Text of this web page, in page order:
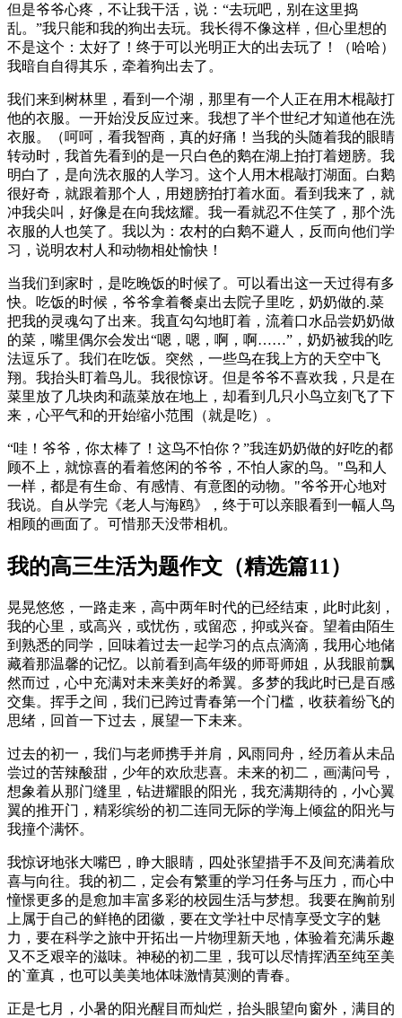
但是爷爷心疼，不让我干活，说：“去玩吧，别在这里捣
乱。”我只能和我的狗出去玩。我长得不像这样，但心里想的
不是这个：太好了！终于可以光明正大的出去玩了！（哈哈）
我暗自自得其乐，牵着狗出去了。
我们来到树林里，看到一个湖，那里有一个人正在用木棍敲打
他的衣服。一开始没反应过来。我想了半个世纪才知道他在洗
衣服。（呵呵，看我智商，真的好痛！当我的头随着我的眼睛
转动时，我首先看到的是一只白色的鹅在湖上拍打着翅膀。我
明白了，是向洗衣服的人学习。这个人用木棍敲打湖面。白鹅
很好奇，就跟着那个人，用翅膀拍打着水面。看到我来了，就
冲我尖叫，好像是在向我炫耀。我一看就忍不住笑了，那个洗
衣服的人也笑了。我以为：农村的白鹅不避人，反而向他们学
习，说明农村人和动物相处愉快！
当我们到家时，是吃晚饭的时候了。可以看出这一天过得有多
快。吃饭的时候，爷爷拿着餐桌出去院子里吃，奶奶做的.菜
把我的灵魂勾了出来。我直勾勾地盯着，流着口水品尝奶奶做
的菜，嘴里偶尔会发出“嗯，嗯，啊，啊……”，奶奶被我的吃
法逗乐了。我们在吃饭。突然，一些鸟在我上方的天空中飞
翔。我抬头盯着鸟儿。我很惊讶。但是爷爷不喜欢我，只是在
菜里放了几块肉和蔬菜放在地上，却看到几只小鸟立刻飞了下
来，心平气和的开始缩小范围（就是吃）。
“哇！爷爷，你太棒了！这鸟不怕你？”我连奶奶做的好吃的都
顾不上，就惊喜的看着悠闲的爷爷，不怕人家的鸟。"鸟和人
一样，都是有生命、有感情、有意图的动物。"爷爷开心地对
我说。自从学完《老人与海鸥》，终于可以亲眼看到一幅人鸟
相顾的画面了。可惜那天没带相机。
我的高三生活为题作文（精选篇11）
晃晃悠悠，一路走来，高中两年时代的已经结束，此时此刻，
我的心里，或高兴，或忧伤，或留恋，抑或兴奋。望着由陌生
到熟悉的同学，回味着过去一起学习的点点滴滴，我用心地储
藏着那温馨的记忆。以前看到高年级的师哥师姐，从我眼前飘
然而过，心中充满对未来美好的希翼。多梦的我此时已是百感
交集。挥手之间，我们已跨过青春第一个门槛，收获着纷飞的
思绪，回首一下过去，展望一下未来。
过去的初一，我们与老师携手并肩，风雨同舟，经历着从未品
尝过的苦辣酸甜，少年的欢欣悲喜。未来的初二，画满问号，
想象着从那门缝里，钻进耀眼的阳光，我充满期待的，小心翼
翼的推开门，精彩缤纷的初二连同无际的学海上倾盆的阳光与
我撞个满怀。
我惊讶地张大嘴巴，睁大眼睛，四处张望措手不及间充满着欣
喜与向往。我的初二，定会有繁重的学习任务与压力，而心中
憧憬更多的是愈加丰富多彩的校园生活与梦想。我要在胸前别
上属于自己的鲜艳的团徽，要在文学社中尽情享受文字的魅
力，要在科学之旅中开拓出一片物理新天地，体验着充满乐趣
又不乏艰辛的滋味。神秘的初二里，我可以尽情挥洒至纯至美
的`童真，也可以美美地体味激情莫测的青春。
正是七月，小暑的阳光醒目而灿烂，抬头眼望向窗外，满目的